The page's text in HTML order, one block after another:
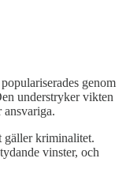
genom
understryker vikten
ansvariga.
gäller kriminalitet.
vinster, och